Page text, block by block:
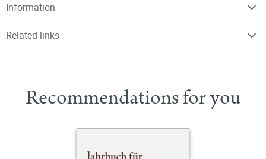
Information
Related links
Recommendations for you